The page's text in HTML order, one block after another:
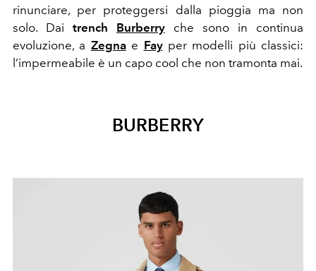
rinunciare, per proteggersi dalla pioggia ma non
solo. Dai trench Burberry che sono in continua
evoluzione, a Zegnae Fayper modelli più classici:
l’impermeabile è un capo cool che non tramonta mai.
BURBERRY